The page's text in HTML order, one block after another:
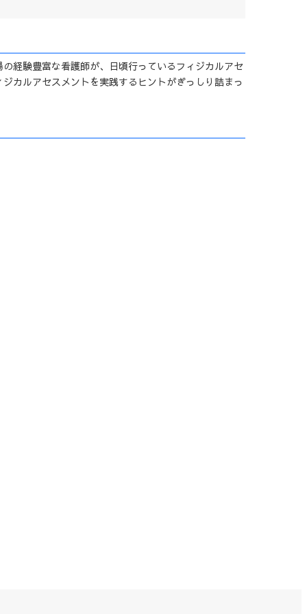
経験豊富な看護師が、日頃行っているフィジカルアセ
カルアセスメントを実践するヒントがぎっしり詰まっ